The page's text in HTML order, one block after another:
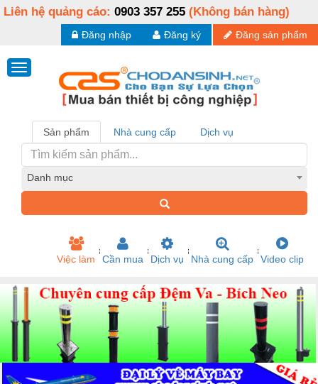
Liên hệ quảng cáo: 0903 357 255 (Không bán hàng)
Đăng sản phẩm
Đăng ký
Đăng nhập
Sản phẩm Nhà cung cấp Dịch vụ
Danh mục
Việc làm Cần mua Dịch vụ Nhà cung cấp Video clip